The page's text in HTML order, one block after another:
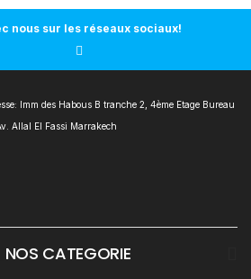
nous sur les réseaux sociaux!
Imm des Habous B tranche 2, 4ème Etage Bureau
Allal El Fassi Marrakech
NOS CATEGORIE